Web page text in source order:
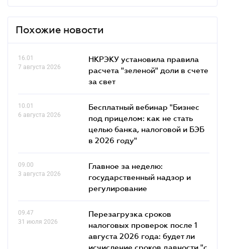
Похожие новости
16.01
7 августа 2026
НКРЭКУ установила правила
расчета "зеленой" доли в счете
за свет
10.01
6 августа 2026
Бесплатный вебинар "Бизнес
под прицелом: как не стать
целью банка, налоговой и БЭБ
в 2026 году"
09.00
3 августа 2026
Главное за неделю:
государственный надзор и
регулирование
09.47
31 июля 2026
Перезагрузка сроков
налоговых проверок после 1
августа 2026 года: будет ли
исчисление сроков давности "с